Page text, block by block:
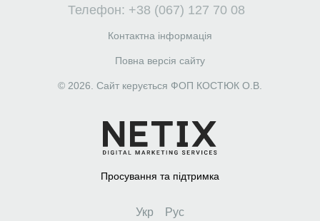
Телефон: +38 (067) 127 70 08
Контактна інформація
Повна версія сайту
© 2026. Сайт керується ФОП КОСТЮК О.В.
Просування та підтримка
Укр Рус